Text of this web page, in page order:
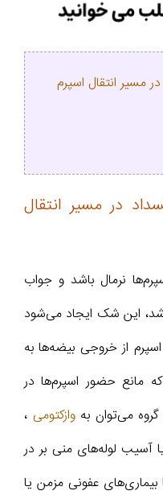
مسیر انتقال اسپرم
در مسیر انتقال
نرمال باشد و جواب
این شک ایجاد می‌شود
از خروجی بیضه‌ها به
مانع حضور اسپرم‌ها در
می‌توان بهوازکتومی ،
آسیب لوله‌های منی بر در
عفونی مزمن یا